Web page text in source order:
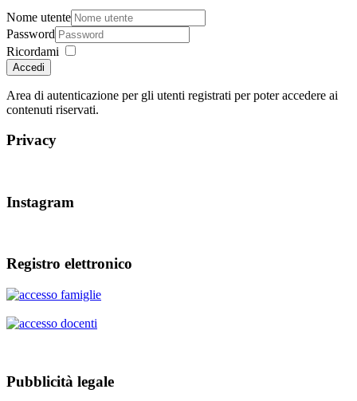
Nome utente
Password
Ricordami
Accedi
Area di autenticazione per gli utenti registrati per poter accedere ai
contenuti riservati.
Privacy
Instagram
Registro elettronico
Pubblicità legale